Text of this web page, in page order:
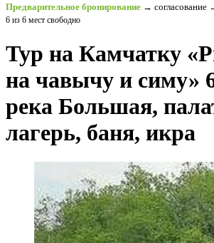
Предварительное бронирование → согласование
6 из 6 мест свободно
Тур на Камчатку
на чавычу и симу»
река Большая,
лагерь, баня, икра